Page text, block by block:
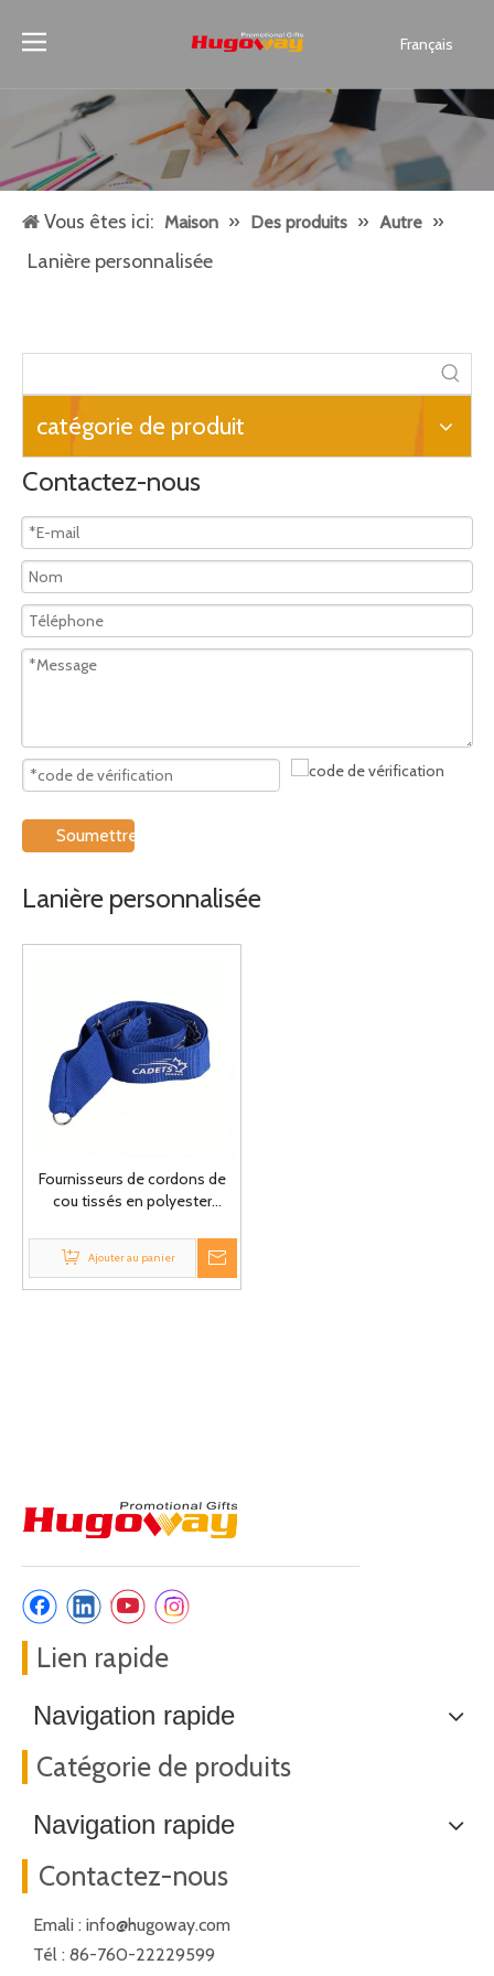
Français
العربية
Español
Deutsch
Vous êtes ici: Maison » Des produits » Autre »
Lanière personnalisée
catégorie de produit
Contactez-nous
Soumettre
Lanière personnalisée
Fournisseurs de cordons de
cou tissés en polyester
personnalisés OEM
Ajouter au panier
Lien rapide
Navigation rapide
Catégorie de produits
Navigation rapide
Contactez-nous
Emali : info@hugoway.com
Tél : 86-760-22229599